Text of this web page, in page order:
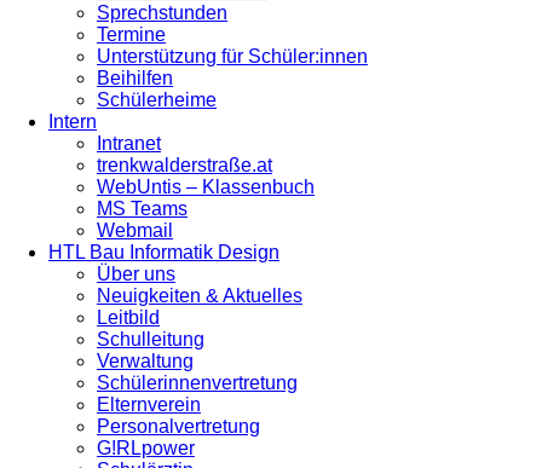
Sprechstunden
Termine
Unterstützung für Schüler:innen
Beihilfen
Schülerheime
Intern
Intranet
trenkwalderstraße.at
WebUntis – Klassenbuch
MS Teams
Webmail
HTL Bau Informatik Design
Über uns
Neuigkeiten & Aktuelles
Leitbild
Schulleitung
Verwaltung
Schülerinnenvertretung
Elternverein
Personalvertretung
G!RLpower